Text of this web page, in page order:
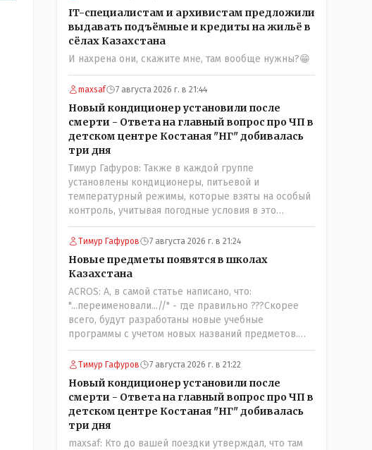
IT-специалистам и архивистам предложили
выдавать подъёмные и кредиты на жильё в
сёлах Казахстана
И нахрена они, скажите мне, там вообще нужны?😁
maxsaf 7 августа 2026 г. в 21:44
Новый кондиционер установили после
смерти - Ответа на главный вопрос про ЧП в
детском центре Костаная "НГ" добивалась
три дня
Тимур Гафуров: Также в каждой группе
установлены кондиционеры, питьевой и
температурный режимы, которые взяты на особый
контроль, учитывая погодные условия в это
лето.Мы решили. что это - противоречие. Вы
считаете иначе?Ну тут противоречия нет. Этот
трагедии, то есть 29 июля, когда спешно
установили и воду, и новые кондиционеры, и
впервые поставили температурный режим на
контроль. То есть первая часть - информация до
трагедии, вторая часть - информация после
трагедии, когда все уже было исправлено.
Тимур Гафуров 7 августа 2026 г. в 21:24
Новые предметы появятся в школах
Казахстана
ACROS: А, в самой статье написано, что:
"...переименовали...//" - где правильно ???Скорее
всего, будут разработаны новые учебные
программы с учетом новых названий предметов.
Так что предметы - новые. Хоть и
переименованные)
Тимур Гафуров 7 августа 2026 г. в 21:22
Новый кондиционер установили после
смерти - Ответа на главный вопрос про ЧП в
детском центре Костаная "НГ" добивалась
три дня
maxsaf: Кто до вашей поездки утверждал, что там